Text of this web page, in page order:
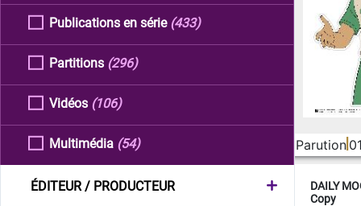
Publications en série (433)
Partitions (296)
Vidéos (106)
Multimédia (54)
ÉDITEUR / PRODUCTEUR
Parution
DAILY
Copy